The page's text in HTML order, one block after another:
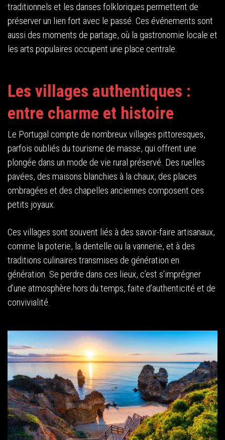
traditionnels et les danses folkloriques permettent de
préserver un lien fort avec le passé. Ces événements sont
aussi des moments de partage, où la gastronomie locale et
les arts populaires occupent une place centrale.
Les villages authentiques :
entre charme et histoire
Le Portugal compte de nombreux villages pittoresques,
parfois oubliés du tourisme de masse, qui offrent une
plongée dans un mode de vie rural préservé. Des ruelles
pavées, des maisons blanchies à la chaux, des places
ombragées et des chapelles anciennes composent ces
petits joyaux.
Ces villages sont souvent liés à des savoir-faire artisanaux,
comme la poterie, la dentelle ou la vannerie, et à des
traditions culinaires transmises de génération en
génération. Se perdre dans ces lieux, c’est s’imprégner
d’une atmosphère hors du temps, faite d’authenticité et de
convivialité.